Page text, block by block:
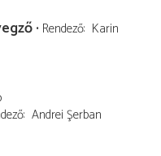
Rendező Karin
Andrei Şerban